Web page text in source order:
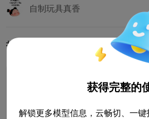
自制玩具真香
打印配置
 添加打
获得完整的
解锁更多模型信息，云畅切、一